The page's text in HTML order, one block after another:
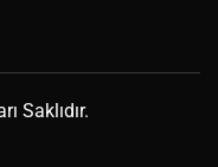
Saklıdır.